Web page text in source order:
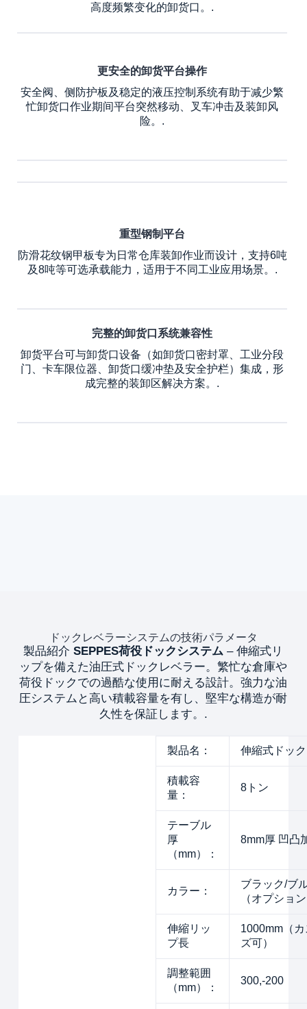
高度频繁变化的卸货口。.
更安全的卸货平台操作
安全阀、侧防护板及稳定的液压控制系统有助于减少繁
忙卸货口作业期间平台突然移动、叉车冲击及装卸风
险。.
重型钢制平台
防滑花纹钢甲板专为日常仓库装卸作业而设计，支持6吨
及8吨等可选承载能力，适用于不同工业应用场景。.
完整的卸货口系统兼容性
卸货平台可与卸货口设备（如卸货口密封罩、工业分段
门、卡车限位器、卸货口缓冲垫及安全护栏）集成，形
成完整的装卸区解决方案。.
ドックレベラーシステムの技術パラメータ
製品紹介SEPPES荷役ドックシステム – 伸縮式リ
ップを備えた油圧式ドックレベラー。繁忙な倉庫や
荷役ドックでの過酷な使用に耐える設計。強力な油
圧システムと高い積載容量を有し、堅牢な構造が耐
久性を保証します。.
製品名： 伸縮式ドッ
積載容
量：
8トン
テーブル
厚
（mm）：
8mm厚 凹凸
カラー：
ブラック/ブ
（オプショ
伸縮リッ
プ長
1000mm（
ズ可）
調整範囲
（mm）：
300,-200